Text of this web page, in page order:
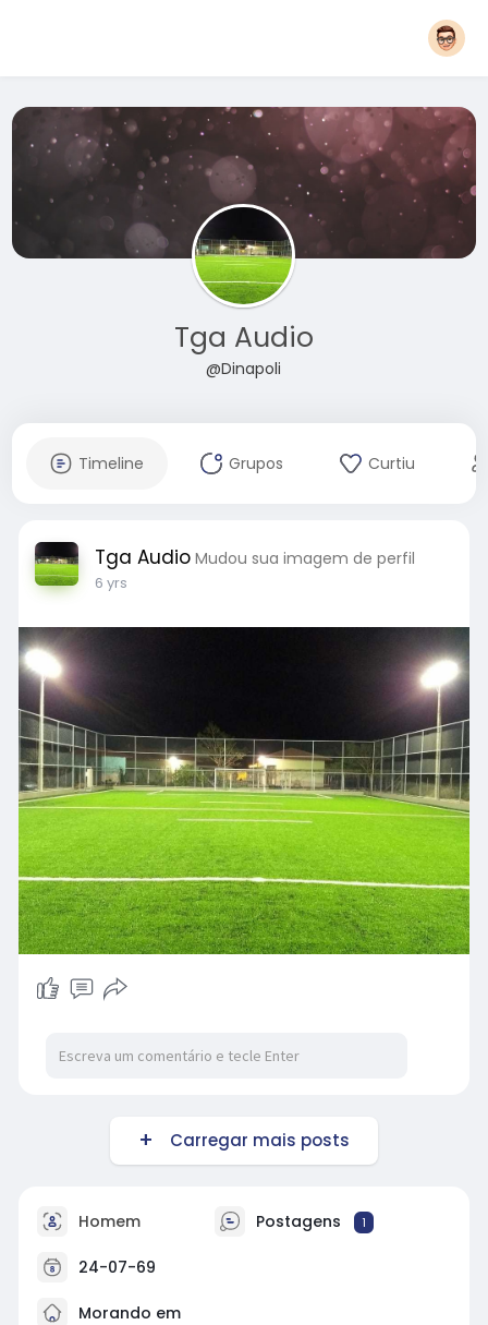
Tga Audio
@Dinapoli
Timeline Grupos Curtiu
Tga Audio Mudou sua imagem de perfil
6 yrs
Carregar mais posts
Homem Postagens 1
24-07-69
Morando em